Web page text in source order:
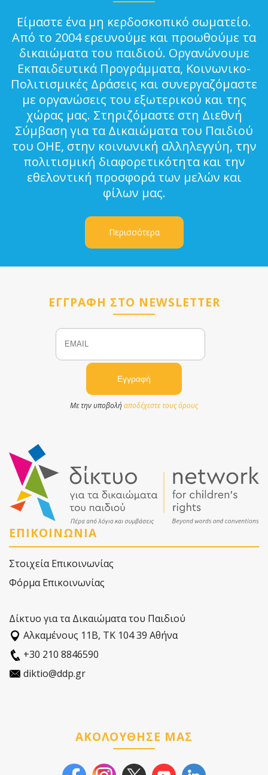
Είμαστε ένα μη κερδοσκοπικό σωματείο.
Από το 2004 ερευνούμε και προωθούμε τα
δικαιώματα του παιδιού. Οργανώνουμε
Εκπαιδευτικά Προγράμματα, Κοινωνικο-
Πολιτισμικές Δράσεις και συνεργαζόμαστε
με οργανώσεις του εξωτερικού και της
χώρας μας. Στηριζόμαστε στη Διεθνή
Σύμβαση για τα Δικαιώματα του Παιδιού
του ΟΗΕ, στην κοινωνική αλληλεγγύη, την
πολιτισμική διαφορετικότητα και την
εθελοντική προσφορά των μελών και
φίλων μας.
Περισσότερα
ΕΓΓΡΑΦΗ ΣΤΟ NEWSLETTER
Email
Με την υποβολήαποδέχεστε τους όρους
ΕΠΙΚΟΙΝΩΝΙΑ
Στοιχεία Επικοινωνίας
Φόρμα Επικοινωνίας
Δίκτυο για τα Δικαιώματα του Παιδιού
Αλκαµένους 11Β, ΤΚ 104 39 Αθήνα
+30 210 8846590
diktio@ddp.gr
ΑΚΟΛΟΥΘΗΣΕ ΜΑΣ